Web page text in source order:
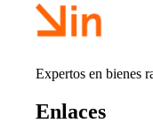
Expertos en bienes
Enlaces